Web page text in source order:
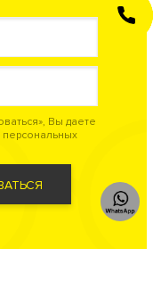
Вы даете
персональных
ЗАКАЗАТЬ
ЗВОНОК